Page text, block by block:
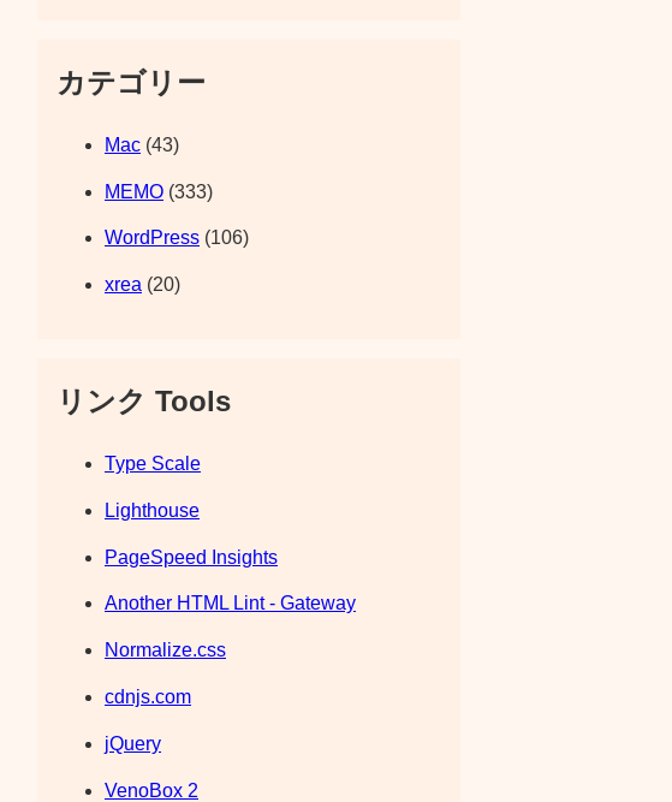
カテゴリー
Mac (43)
MEMO (333)
WordPress (106)
xrea (20)
リンク Tools
Type Scale
Lighthouse
PageSpeed Insights
Another HTML Lint - Gateway
Normalize.css
cdnjs.com
jQuery
VenoBox 2